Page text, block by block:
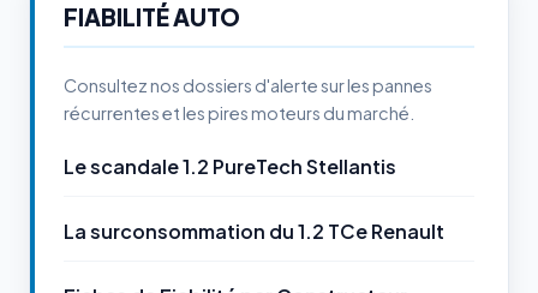
FIABILITÉ AUTO
Consultez nos dossiers d'alerte sur les pannes
récurrentes et les pires moteurs du marché.
Le scandale 1.2 PureTech Stellantis
La surconsommation du 1.2 TCe Renault